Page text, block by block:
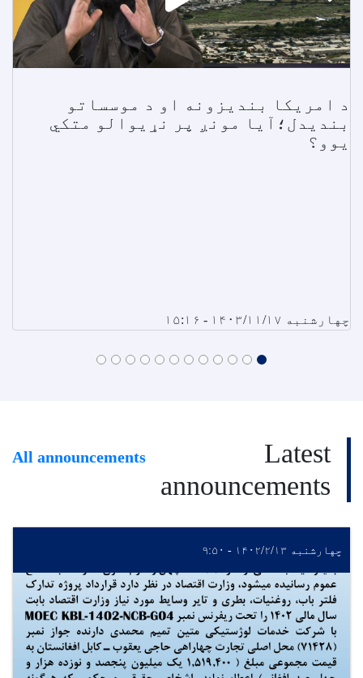
د امریکا بندیزونه او د موسساتو
بندیدل؛آیا مونږ پر نړیوالو متکي
یوو؟
چهارشنبه ۱۴۰۳/۱۱/۱۷ - ۱۵:۱۶
Latest
announcements
All announcements
چهارشنبه ۱۴۰۲/۲/۱۳ - ۹:۵۰